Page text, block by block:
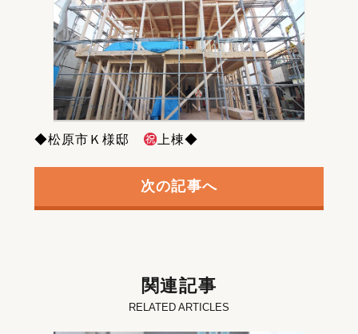
◆松原市Ｋ様邸 上棟◆
次の記事へ
関連記事
RELATED ARTICLES